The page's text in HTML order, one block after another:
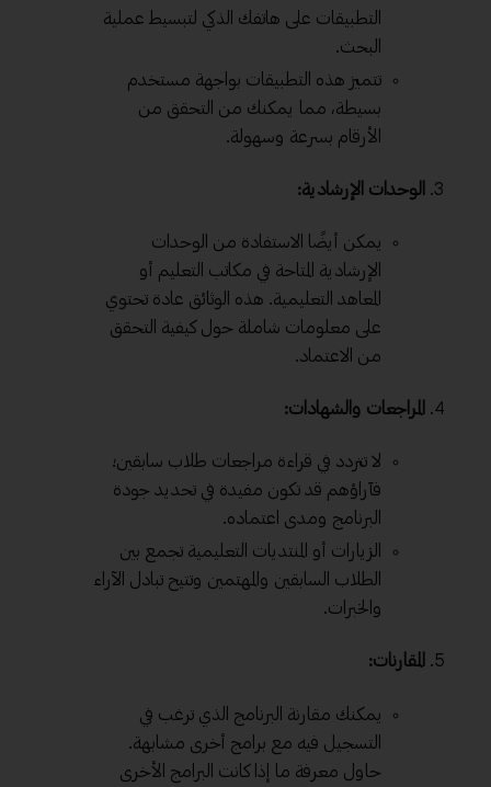
التطبيقات على هاتفك الذكي لتبسيط عملية
البحث.
تتميز هذه التطبيقات بواجهة مستخدم
بسيطة، مما يمكنك من التحقق من
الأرقام بسرعة وسهولة.
الوحدات الإرشادية:
يمكن أيضًا الاستفادة من الوحدات
الإرشادية المتاحة في مكاتب التعليم أو
المعاهد التعليمية. هذه الوثائق عادة تحتوي
على معلومات شاملة حول كيفية التحقق
من الاعتماد.
المراجعات والشهادات:
لا تتردد في قراءة مراجعات طلاب سابقين؛
فآراؤهم قد تكون مفيدة في تحديد جودة
البرنامج ومدى اعتماده.
الزيارات أو المنتديات التعليمية تجمع بين
الطلاب السابقين والمهتمين وتتيح تبادل الآراء
والخبرات.
المقارنات:
يمكنك مقارنة البرنامج الذي ترغب في
التسجيل فيه مع برامج أخرى مشابهة.
حاول معرفة ما إذا كانت البرامج الأخرى